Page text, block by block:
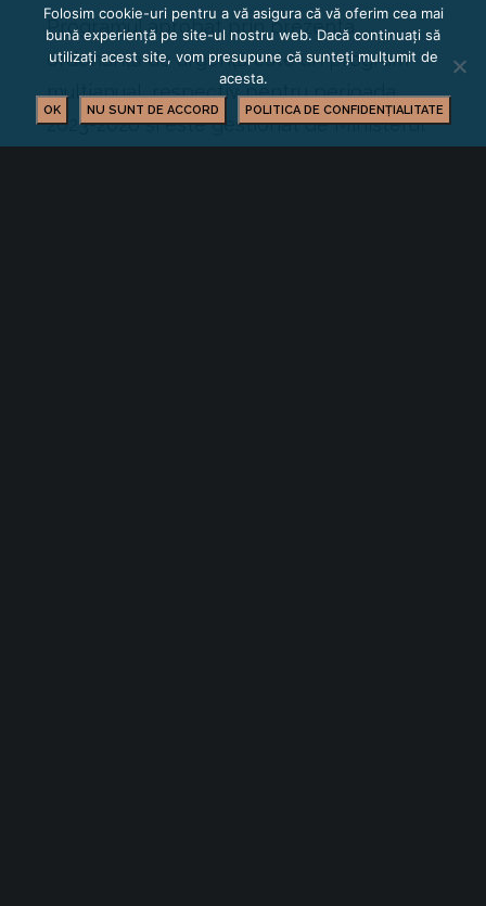
Programul aprobat prin prezenta
ordonanță de urgență este un program
multianual, respectiv pentru perioada
2023-2026 și este gestionat de Ministerul
Folosim cookie-uri pentru a vă asigura că vă oferim cea mai
bună experiență pe site-ul nostru web. Dacă continuați să
utilizați acest site, vom presupune că sunteți mulțumit de
acesta.
OK NU SUNT DE ACCORD POLITICA DE CONFIDENȚIALITATE